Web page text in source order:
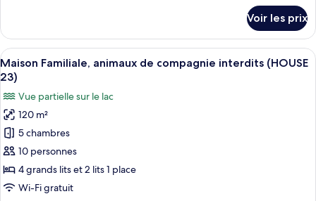
lac
(HOUSE
11)
le
type
de
chambre
Maison
Familiale,
vue
lac
(HOUSE
11)
Voir les prix
Afficher
toutes
les
photos
pour
ce
type
de
chambre :
Un lit bien fait, avec une couverture
14
Maison Familiale, animaux de compagnie interdits (HOUSE
23)
Vue partielle sur le lac
120 m²
5 chambres
10 personnes
4 grands lits et 2 lits 1 place
Wi-Fi gratuit